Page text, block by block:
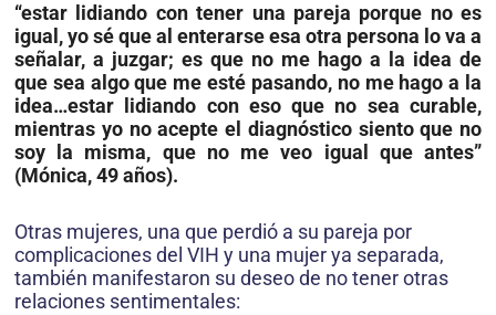
“estar lidiando con tener una pareja porque no es
igual, yo sé que al enterarse esa otra persona lo va a
señalar, a juzgar; es que no me hago a la idea de
que sea algo que me esté pasando, no me hago a la
idea…estar lidiando con eso que no sea curable,
mientras yo no acepte el diagnóstico siento que no
soy la misma, que no me veo igual que antes”
(Mónica, 49 años).
Otras mujeres, una que perdió a su pareja por
complicaciones del VIH y una mujer ya separada,
también manifestaron su deseo de no tener otras
relaciones sentimentales: